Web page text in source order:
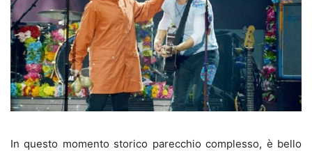
In questo momento storico parecchio complesso, è bello